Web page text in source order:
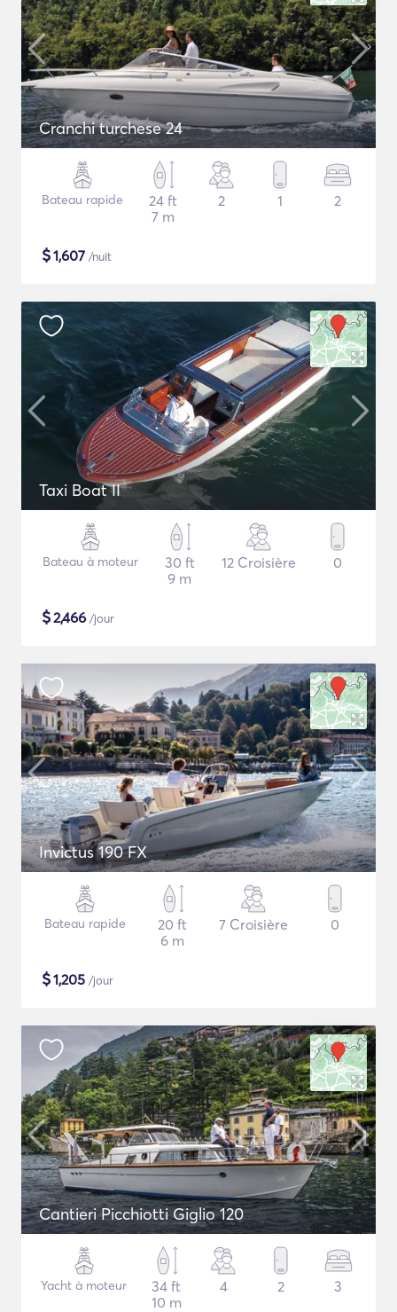
Cranchi turchese 24
Bateau rapide
24 ft
7 m
2 1 2
$1,607 /nuit
Taxi Boat II
Bateau à moteur
30 ft
9 m
12 Croisière 0
$2,466 /jour
Invictus 190 FX
Bateau rapide
20 ft
6 m
7 Croisière 0
$1,205 /jour
Cantieri Picchiotti Giglio 120
Yacht à moteur
34 ft
10 m
4 2 3